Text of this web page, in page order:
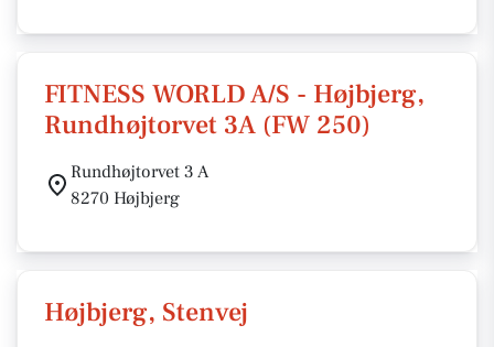
FITNESS WORLD A/S - Højbjerg,
Rundhøjtorvet 3A (FW 250)
Rundhøjtorvet 3 A
8270 Højbjerg
Højbjerg, Stenvej